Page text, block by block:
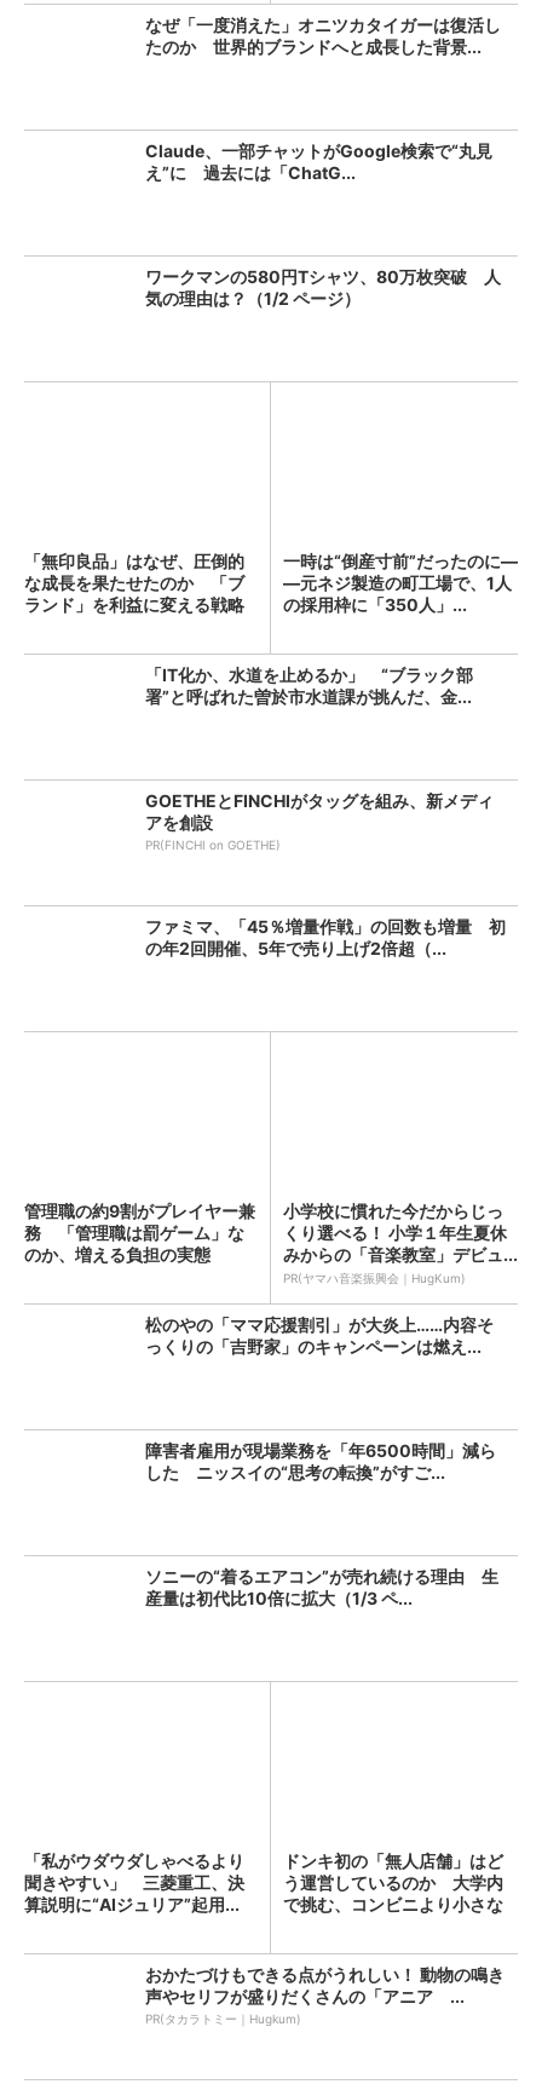
なぜ「一度消えた」オニツカタイガーは復活し
たのか 世界的ブランドへと成長した背景...
Claude、一部チャットがGoogle検索で“丸見
え”に 過去には「ChatG...
ワークマンの580円Tシャツ、80万枚突破 人
気の理由は？（1/2 ページ）
「無印良品」はなぜ、圧倒的
な成長を果たせたのか 「ブ
ランド」を利益に変える戦略
一時は“倒産寸前”だったのに―
―元ネジ製造の町工場で、1人
の採用枠に「350人」...
「IT化か、水道を止めるか」 “ブラック部
署”と呼ばれた曽於市水道課が挑んだ、金...
GOETHEとFINCHIがタッグを組み、新メディ
アを創設
PR(FINCHI on GOETHE)
ファミマ、「45％増量作戦」の回数も増量 初
の年2回開催、5年で売り上げ2倍超（...
管理職の約9割がプレイヤー兼
務 「管理職は罰ゲーム」な
のか、増える負担の実態
小学校に慣れた今だからじっ
くり選べる！ 小学１年生夏休
みからの「音楽教室」デビュ...
PR(ヤマハ音楽振興会｜HugKum)
松のやの「ママ応援割引」が大炎上……内容そ
っくりの「吉野家」のキャンペーンは燃え...
障害者雇用が現場業務を「年6500時間」減ら
した ニッスイの“思考の転換”がすご...
ソニーの“着るエアコン”が売れ続ける理由 生
産量は初代比10倍に拡大（1/3 ペ...
「私がウダウダしゃべるより
聞きやすい」 三菱重工、決
算説明に“AIジュリア”起用...
ドンキ初の「無人店舗」はど
う運営しているのか 大学内
で挑む、コンビニより小さな
おかたづけもできる点がうれしい！ 動物の鳴き
声やセリフが盛りだくさんの「アニア ...
PR(タカラトミー｜Hugkum)